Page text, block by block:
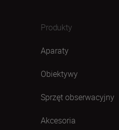
Produkty
Aparaty
Obiektywy
Sprzęt obserwacyjny
Akcesoria